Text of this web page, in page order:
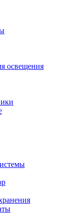
освещения